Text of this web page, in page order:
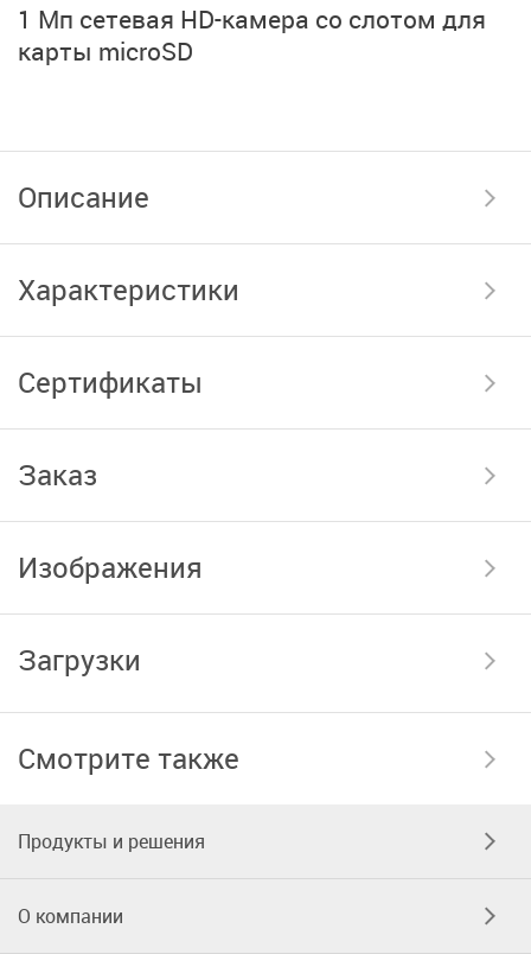
1 Мп сетевая HD-камера со слотом для
карты microSD
Описание
Характеристики
Сертификаты
Заказ
Изображения
Загрузки
Смотрите также
Продукты и решения
О компании